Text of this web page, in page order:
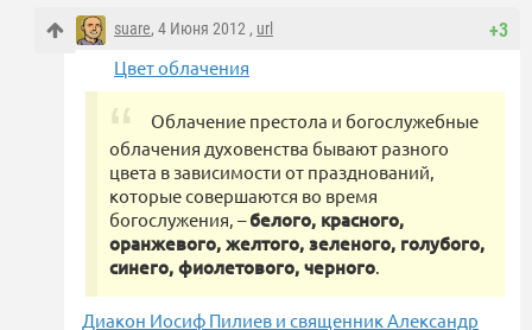
+3
suare, 4 Июня 2012 , url
Цвет облачения
Облачение престола и богослужебные
облачения духовенства бывают разного
цвета в зависимости от празднований,
которые совершаются во время
богослужения, –белого, красного,
оранжевого, желтого, зеленого, голубого,
синего, фиолетового, черного.
Диакон Иосиф Пилиев и священник Александр